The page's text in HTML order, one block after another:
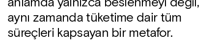
aynı zamanda tüketime dair tüm
süreçleri kapsayan bir metafor.